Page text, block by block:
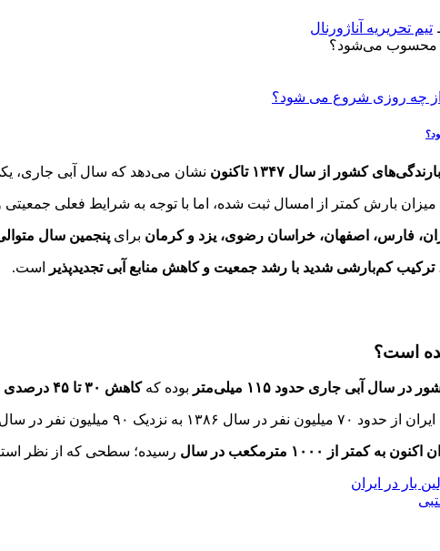
تیم تحریریه آناژورنال
بارندگی‌های کشور از سال ۱۳۴۷ تاکنون نشان می‌دهد که سال آبی جاری،
میزان بارش کمتر از امسال ثبت شده، اما با توجه به شرایط فعلی جمعیتی و
فارس، اصفهان، خراسان رضوی، یزد و کرمان برای پنجمین سال
ترکیب کم‌بارشی شدید با رشد جمعیت و کاهش منابع آبی تجدیدپذیر است.
است؟
سال آبی جاری حدود ۱۱۵ میلی‌متر بوده کهکاهش ۳۰ تا ۴۵ درصدی نسبت به میانگین بلندمدت
نفر در سال ۱۴۰۴ رسیده است.
از ۱۰۰۰ مترمکعب در سال رسیده؛ سطحی که از نظر
بار در ایران